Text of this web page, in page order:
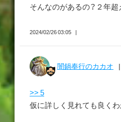
そんなのがあるの？２年
2024/02/26 03:05
闇鍋奉行のカカオ
>> 5
仮に詳しく見れても良く